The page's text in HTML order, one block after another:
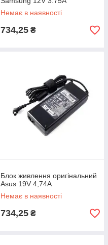
Немає в наявності
734,25 ₴
Блок живлення оригінальний
Asus 19V 4,74A
Немає в наявності
734,25 ₴